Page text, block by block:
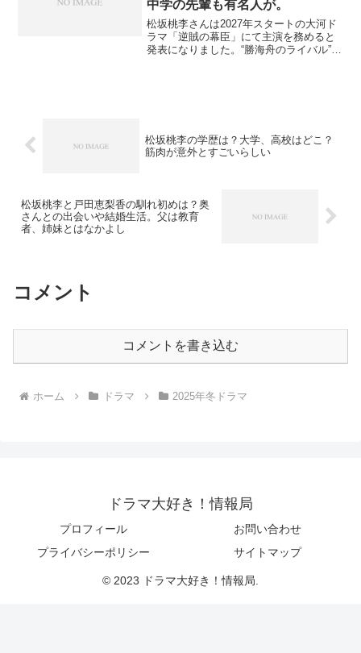
中学の先輩も有名人が。
松坂桃李さんは2027年スタートの大河ド
ラマ「逆賊の幕臣」にて主演を務めると
発表になりました。“勝海舟のライバル”と
松坂桃李の学歴は？大学、高校はどこ？
筋肉が意外とすごいらしい
松坂桃李と戸田恵梨香の馴れ初めは？奥
さんとの出会いや結婚生活。父は教育
者、姉妹とはなかよし
コメント
コメントを書き込む
ホーム ドラマ 2025年冬ドラマ
ドラマ大好き！情報局
プロフィール
お問い合わせ
プライバシーポリシー
サイトマップ
© 2023 ドラマ大好き！情報局.